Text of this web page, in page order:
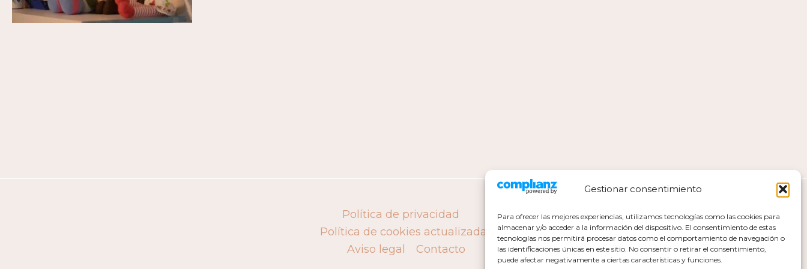
Gestionar consentimiento
Para ofrecer las mejores experiencias, utilizamos tecnologías como las cookies para
almacenar y/o acceder a la información del dispositivo. El consentimiento de estas
tecnologías nos permitirá procesar datos como el comportamiento de navegación o
las identificaciones únicas en este sitio. No consentir o retirar el consentimiento,
puede afectar negativamente a ciertas características y funciones.
Política de privacidad
Política de cookies actualizada
Aviso legal
Contacto